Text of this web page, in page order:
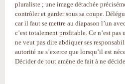
pluraliste ; une image détachée
contrôler et garder sous sa coupe.
car il faut se mettre au diapason l’un
c’est totalement profitable. Ce n’est pas
ne veut pas dire abdiquer ses
autorité ne s’exerce que lorsqu’il est
Décider de tout amène de fait à ne